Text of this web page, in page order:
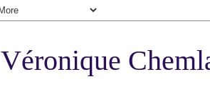
Véronique